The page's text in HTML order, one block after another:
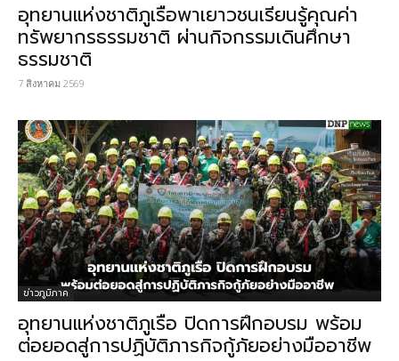
อุทยานแห่งชาติภูเรือพาเยาวชนเรียนรู้คุณค่า
ทรัพยากรธรรมชาติ ผ่านกิจกรรมเดินศึกษา
ธรรมชาติ
7 สิงหาคม 2569
ข่าวภูมิภาค
อุทยานแห่งชาติภูเรือ ปิดการฝึกอบรม พร้อม
ต่อยอดสู่การปฏิบัติภารกิจกู้ภัยอย่างมืออาชีพ